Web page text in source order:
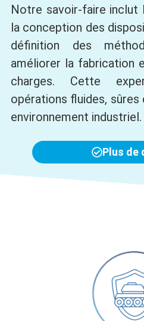
Notre savoir-faire inclut
la conception des
définition des
améliorer la fabrication
charges. Cette
opérations fluides,
environnement industriel.
Plus de